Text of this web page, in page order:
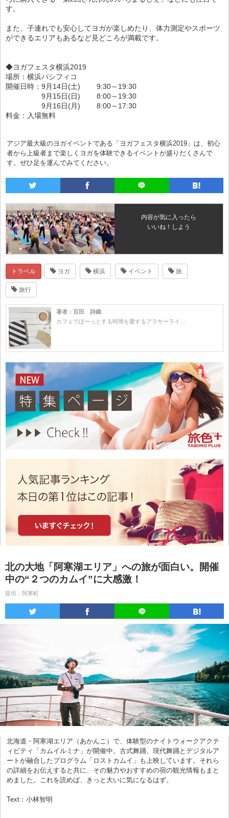
す。
また、子連れでも安心してヨガが楽しめたり、体力測定やスポーツ
ができるエリアもあるなど見どころが満載です。
◆ヨガフェスタ横浜2019
場所：横浜パシフィコ
開催日時：9月14日(土) 9:30～19:30
9月15日(日) 8:00～19:30
9月16日(月) 8:00～17:30
料金：入場無料
アジア最大級のヨガイベントである「ヨガフェスタ横浜2019」は、初心
者から上級者まで楽しくヨガを体験できるイベントが盛りだくさんで
す。ぜひ足を運んでみてください。
内容が気に入ったら
いいね！しよう
トラベル ヨガ 横浜 イベント 旅
旅行
著者：百田 詩織
カフェでぼーっとする時間を愛するアラサーライ…
北の大地「阿寒湖エリア」への旅が面白い。開催
中の“２つのカムイ”に大感激！
提供：阿寒町
北海道・阿寒湖エリア（あかんこ）で、体験型のナイトウォークアクテ
ィビティ「カムイルミナ」が開催中。古式舞踊、現代舞踊とデジタルア
ートが融合したプログラム「ロストカムイ」も上映しています。それら
の詳細をお伝えすると共に、その魅力やおすすめの宿の観光情報もまと
めました。これを読めば、きっと大いに気になるはず。
Text：小林智明